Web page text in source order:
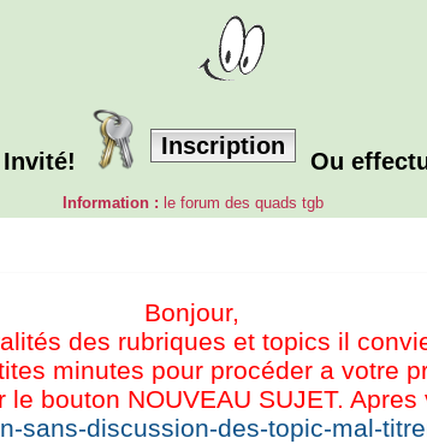
Inscription
Ou
Information : le forum des quads tgb
Bonjour,
des rubriques et topics il
minutes pour procéder a votre
le bouton NOUVEAU SUJET.
sans-discussion-des-topic-mal-